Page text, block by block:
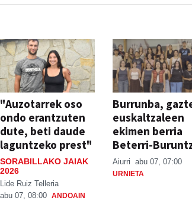
"Auzotarrek oso
ondo erantzuten
dute, beti daude
laguntzeko prest"
SORABILLAKO JAIAK
2026
Lide Ruiz Telleria
abu 07, 08:00 ANDOAIN
Burrunba,
euskaltzaleen
ekimen berria
Beterri-
Aiurri abu 07, 07:00
URNIETA